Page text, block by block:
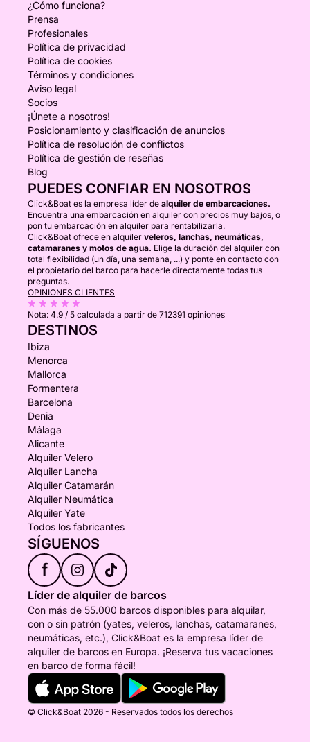
¿Cómo funciona?
Prensa
Profesionales
Política de privacidad
Política de cookies
Términos y condiciones
Aviso legal
Socios
¡Únete a nosotros!
Posicionamiento y clasificación de anuncios
Política de resolución de conflictos
Política de gestión de reseñas
Blog
PUEDES CONFIAR EN NOSOTROS
Click&Boat es la empresa líder de alquiler de embarcaciones.
Encuentra una embarcación en alquiler con precios muy bajos, o
pon tu embarcación en alquiler para rentabilizarla.
Click&Boat ofrece en alquiler veleros, lanchas, neumáticas,
catamaranes y motos de agua. Elige la duración del alquiler con
total flexibilidad (un día, una semana, ...) y ponte en contacto con
el propietario del barco para hacerle directamente todas tus
preguntas.
OPINIONES CLIENTES
Nota: 4.9 / 5 calculada a partir de 712391 opiniones
DESTINOS
Ibiza
Menorca
Mallorca
Formentera
Barcelona
Denia
Málaga
Alicante
Alquiler Velero
Alquiler Lancha
Alquiler Catamarán
Alquiler Neumática
Alquiler Yate
Todos los fabricantes
SÍGUENOS
f
Líder de alquiler de barcos
Con más de 55.000 barcos disponibles para alquilar,
con o sin patrón (yates, veleros, lanchas, catamaranes,
neumáticas, etc.), Click&Boat es la empresa líder de
alquiler de barcos en Europa. ¡Reserva tus vacaciones
en barco de forma fácil!
© Click&Boat 2026 - Reservados todos los derechos